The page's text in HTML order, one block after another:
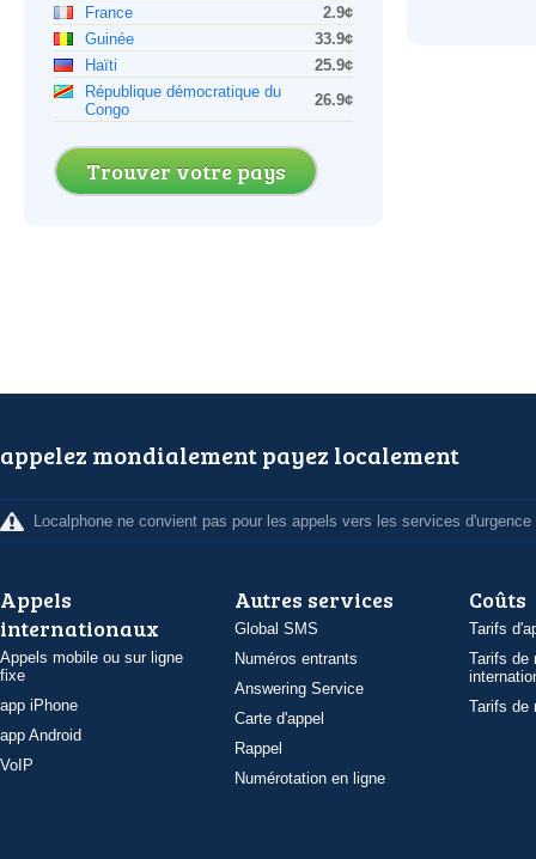
France
2.9¢
Guinée
33.9¢
Haïti
25.9¢
République démocratique du
Congo
26.9¢
Trouver votre pays
appelez mondialement payez localement
Localphone ne convient pas pour les appels vers les services d'urgence
Appels
internationaux
Appels mobile ou sur ligne
fixe
app iPhone
app Android
VoIP
Autres services
Global SMS
Numéros entrants
Answering Service
Carte d'appel
Rappel
Numérotation en ligne
Coûts
Tarifs
Tarifs de
Tarifs de